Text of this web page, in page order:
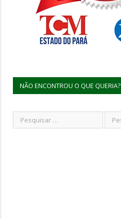
NÃO ENCONTROU O QUE QUERIA?